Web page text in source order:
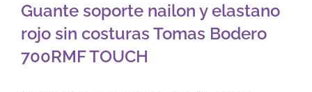
Guante soporte nailon y elastano
rojo sin costuras Tomas Bodero
700RMF TOUCH